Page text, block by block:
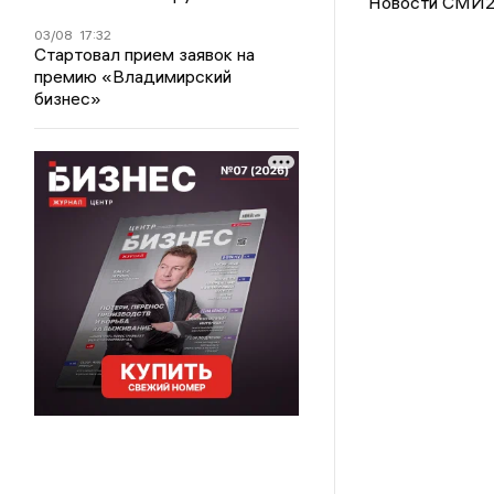
03/08 17:32
Стартовал прием заявок на
премию «Владимирский
бизнес»